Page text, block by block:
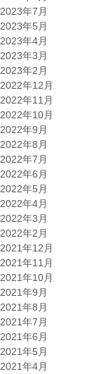
2023年7月
2023年5月
2023年4月
2023年3月
2023年2月
2022年12月
2022年11月
2022年10月
2022年9月
2022年8月
2022年7月
2022年6月
2022年5月
2022年4月
2022年3月
2022年2月
2021年12月
2021年11月
2021年10月
2021年9月
2021年8月
2021年7月
2021年6月
2021年5月
2021年4月